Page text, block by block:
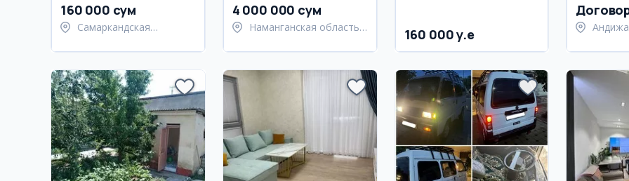
160 000 сум
Самаркандская
Самаркандский район
4 000 000 сум
Наманганская область,
160 000 y.e